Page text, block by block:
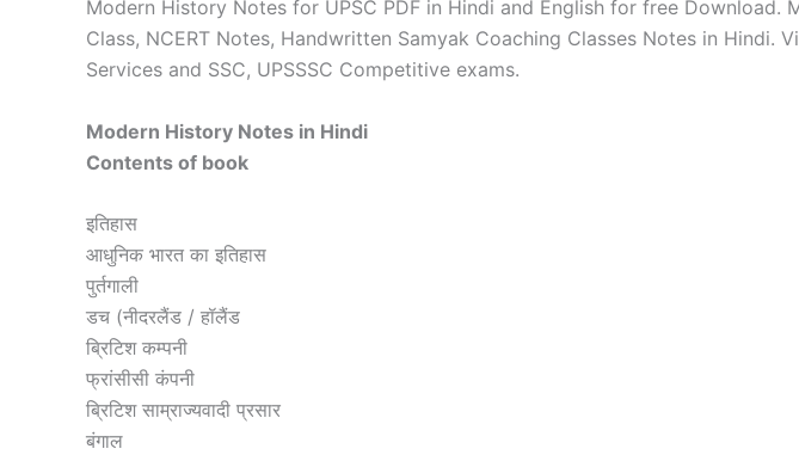
Modern History Notes for UPSC PDF in Hindi and English for free Download.
Class, NCERT Notes, Handwritten Samyak Coaching Classes Notes in
Services and SSC, UPSSSC Competitive exams.
Modern History Notes in Hindi
Contents of book
इतिहास
आधुनिक भारत का इतिहास
पुर्तगाली
डच (नीदरलैंड / हॉलैंड
ब्रिटिश कम्पनी
फ्रांसीसी कंपनी
ब्रिटिश साम्राज्यवादी प्रसार
बंगाल